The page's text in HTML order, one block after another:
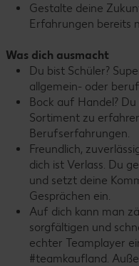
Gestalte deine
Erfahrungen bereits
Was dich ausmacht
Du bist Schüler?
allgemein- oder
Bock auf Handel?
Sortiment zu
Berufserfahrungen.
Freundlich,
dich ist Verlass. Du
und setzt deine
Gesprächen ein.
Auf dich kann man
sorgfältigen und
echter Teamplayer
#teamkaufland.